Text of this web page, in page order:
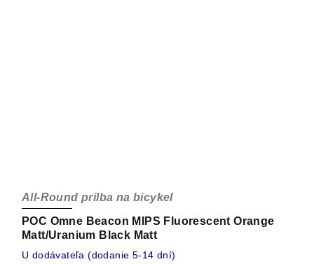
POC Omne Beacon MIPS Fluorescent Orange
Matt/Uranium Black Matt
All-Round prilba na bicykel
U dodávateľa (dodanie 5-14 dní)